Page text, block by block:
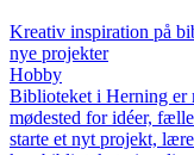
Kreativ inspiration på
nye projekter
Hobby
Biblioteket i Herning er
mødested for idéer,
starte et nyt projekt,